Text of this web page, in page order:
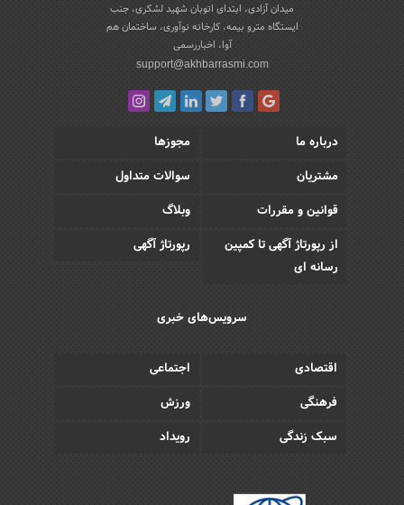
میدان آزادی، ابتدای اتوبان شهید لشکری، جنب
ایستگاه مترو بیمه، کارخانه نوآوری، ساختمان هم
آوا، اخباررسمی
support@akhbarrasmi.com
درباره ما
مجوزها
مشتریان
سوالات متداول
قوانین و مقررات
وبلاگ
از رپورتاژ آگهی تا کمپین
رسانه ای
رپورتاژ آگهی
سرویس‌های خبری
اقتصادی
اجتماعی
فرهنگی
ورزش
سبک زندگی
رویداد